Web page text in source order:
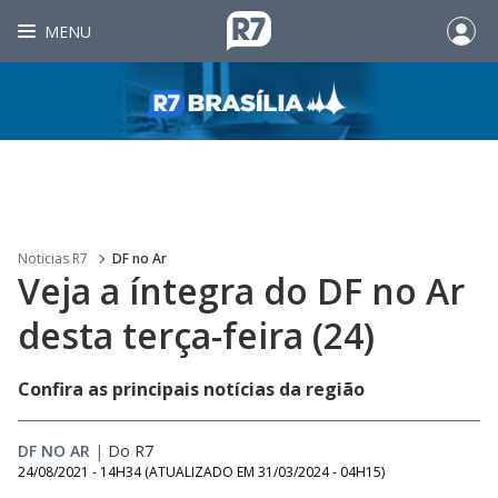
MENU
Noticias R7 DF no Ar
Veja a íntegra do DF no Ar
desta terça-feira (24)
Confira as principais notícias da região
DF NO AR | Do R7
24/08/2021 - 14H34 (ATUALIZADO EM 31/03/2024 - 04H15)